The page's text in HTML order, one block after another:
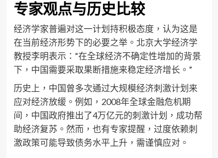
专家观点与历史比较
经济学家普遍对这一计划持积极态度，认为这是
在当前经济形势下的必要之举。北京大学经济学
教授李明表示：“在全球经济不确定性增加的背景
下，中国需要采取果断措施来稳定经济增长。”
历史上，中国曾多次通过大规模经济刺激计划来
应对经济放缓。例如，2008年全球金融危机期
间，中国政府推出了4万亿元的刺激计划，成功帮
助经济复苏。然而，也有专家提醒，过度依赖刺
激政策可能导致债务水平上升，需谨慎应对。